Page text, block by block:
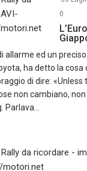
0
allarme ed un
ha detto la cosa
di dire: «Unless
non cambiano,